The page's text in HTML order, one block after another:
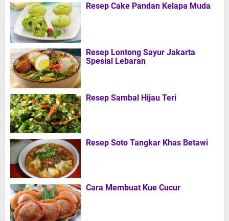
Resep Cake Pandan Kelapa Muda
Resep Lontong Sayur Jakarta
Spesial Lebaran
Resep Sambal Hijau Teri
Resep Soto Tangkar Khas Betawi
Cara Membuat Kue Cucur